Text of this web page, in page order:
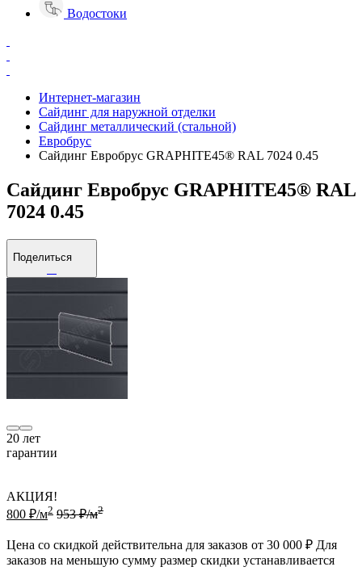
Водостоки
Интернет-магазин
Сайдинг для наружной отделки
Сайдинг металлический (стальной)
Евробрус
Сайдинг Евробрус GRAPHITE45® RAL 7024 0.45
Сайдинг Евробрус GRAPHITE45® RAL
7024 0.45
Поделиться
20 лет
гарантии
АКЦИЯ!
800 ₽/м2 953 ₽/м2
Цена со скидкой действительна для заказов от 30 000 ₽ Для
заказов на меньшую сумму размер скидки устанавливается